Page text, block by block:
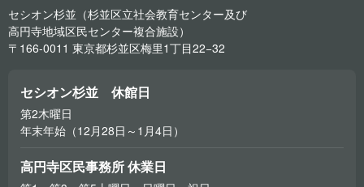
セシオン杉並（杉並区立社会教育センター及び
高円寺地域区民センター複合施設）
〒166-0011 東京都杉並区梅里1丁目22−32
セシオン杉並 休館日
第2木曜日
年末年始（12月28日～1月4日）
高円寺区民事務所 休業日